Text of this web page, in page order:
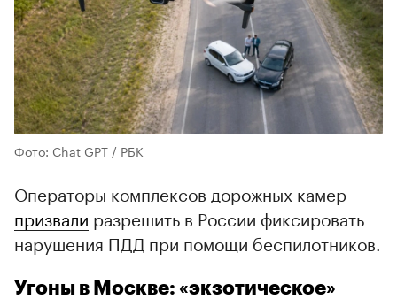
Фото: Chat GPT / РБК
Операторы комплексов дорожных камер
призвали разрешить в России фиксировать
нарушения ПДД при помощи беспилотников.
Угоны в Москве: «экзотическое»